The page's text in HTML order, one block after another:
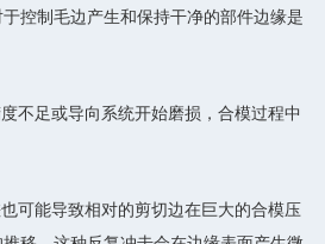
控制毛边产生和保持干净的部件边缘是
不足或导向系统开始磨损，合模过程中
可能导致相对的剪切边在巨大的合模压